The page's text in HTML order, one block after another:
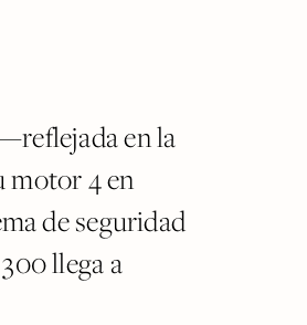
en la
motor 4 en
de seguridad
llega a